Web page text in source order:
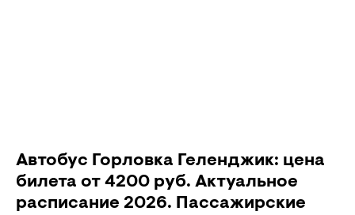
Автобус Горловка Геленджик: цена
билета от 4200 руб. Актуальное
расписание 2026. Пассажирские